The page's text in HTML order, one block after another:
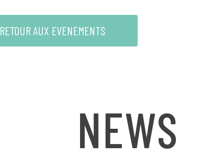
RETOUR AUX EVENEMENTS
NEWS